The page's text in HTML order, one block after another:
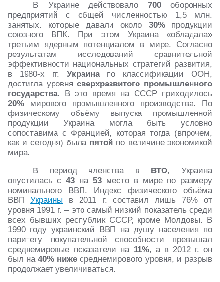
В Украине действовало 700оборонных
предприятий с общей численностью 1,5 млн.
занятых, которые давали около 30%продукции
союзного ВПК. При этом Украина «обладала»
третьим ядерным потенциалом в мире. Согласно
результатам исследований сравнительной
эффективности национальных стратегий развития,
в 1980-х гг. Украинапо классификации ООН,
достигла уровнясверхразвитого промышленного
государства. В это время на СССР приходилось
20% мирового промышленного производства. По
физическому объёму выпуска промышленной
продукции Украина могла быть условно
сопоставима с Францией, которая тогда (впрочем,
как и сегодня) была пятой по величине экономикой
мира.
В период членства в ВТО, Украина
опустилась с43 на 53место в мире по размеру
номинального ВВП. Индекс физического объёма
ВВПУкраины в 2011 г. составил лишь 76% от
уровня 1991 г. – это самый низкий показатель среди
всех бывших республик СССР, кроме Молдовы. В
1990 году украинский ВВП на душу населения по
паритету покупательной способности превышал
среднемировые показатели на 11%, а в 2012 г. он
был на40% нижесреднемирового уровня, и разрыв
продолжает увеличиваться.